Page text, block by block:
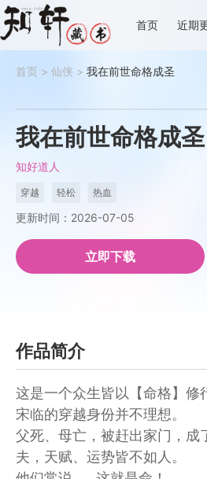
首页 近期
首页 > 仙侠 > 我在前世命格成圣
我在前世命格成圣
知好道人
穿越 轻松 热血
更新时间：2026-07-05
立即下载
作品简介
这是一个众生皆以【命格】修
宋临的穿越身份并不理想。
父死、母亡，被赶出家门，成
夫，天赋、运势皆不如人。